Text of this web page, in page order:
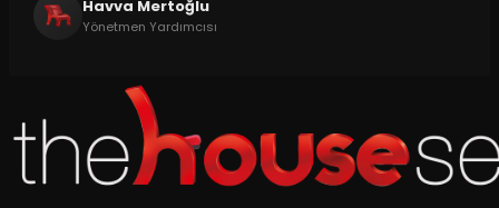
Havva Mertoğlu
Yönetmen Yardımcısı